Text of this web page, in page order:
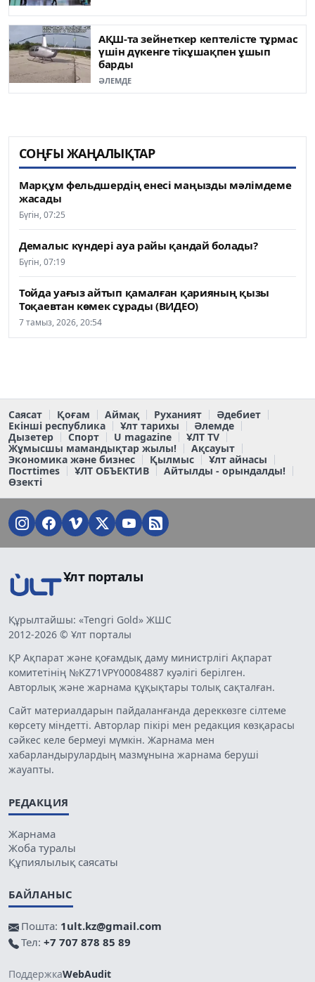
АҚШ-та зейнеткер кептелісте тұрмас
үшін дүкенге тікұшақпен ұшып
барды
ӘЛЕМДЕ
СОҢҒЫ ЖАҢАЛЫҚТАР
Марқұм фельдшердің енесі маңызды мәлімдеме
жасады
Бүгін, 07:25
Демалыс күндері ауа райы қандай болады?
Бүгін, 07:19
Тойда уағыз айтып қамалған қарияның қызы
Тоқаевтан көмек сұрады (ВИДЕО)
7 тамыз, 2026, 20:54
Саясат Қоғам Аймақ Руханият
Әдебиет
Екінші республика
Ұлт тарихы
Әлемде
Дызетер
Спорт U magazine
ҰЛТ TV
Жұмысшы мамандықтар жылы!
Ақсауыт
Экономика және бизнес
Қылмыс
Ұлт айнасы
Постtimes
ҰЛТ ОБЪЕКТИВ
Айтылды - орындалды!
Өзекті
Ұлт порталы
Құрылтайшы: «Tengri Gold» ЖШС
2012-2026 © Ұлт порталы
ҚР Ақпарат және қоғамдық даму министрлігі Ақпарат
комитетінің №KZ71VPY00084887 куәлігі берілген.
Авторлық және жарнама құқықтары толық сақталған.
Сайт материалдарын пайдаланғанда дереккөзге сілтеме
көрсету міндетті. Авторлар пікірі мен редакция көзқарасы
сәйкес келе бермеуі мүмкін. Жарнама мен
хабарландырулардың мазмұнына жарнама беруші
жауапты.
РЕДАКЦИЯ
Жарнама
Жоба туралы
Құпиялылық саясаты
БАЙЛАНЫС
Пошта: 1ult.kz@gmail.com
Тел: +7 707 878 85 89
ПоддержкаWebAudit